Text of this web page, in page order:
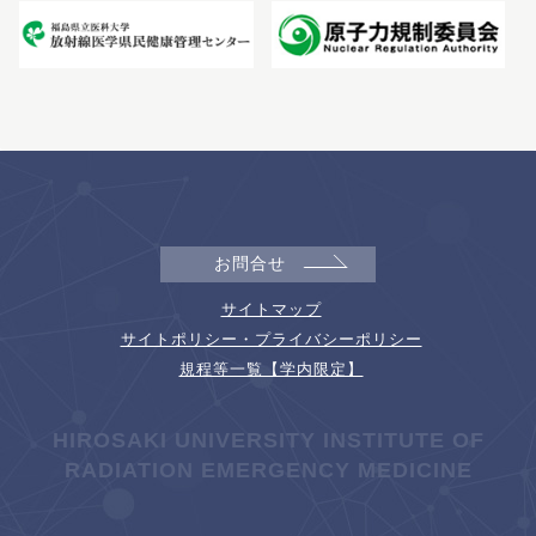
お問合せ
サイトマップ
サイトポリシー・プライバシーポリシー
規程等一覧【学内限定】
HIROSAKI UNIVERSITY INSTITUTE OF
RADIATION EMERGENCY MEDICINE